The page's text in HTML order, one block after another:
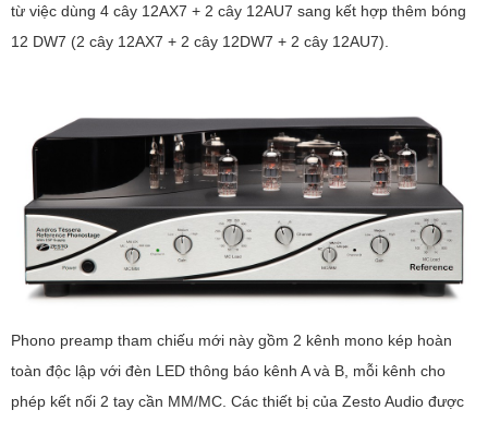
từ việc dùng 4 cây 12AX7 + 2 cây 12AU7 sang kết hợp thêm bóng
12 DW7 (2 cây 12AX7 + 2 cây 12DW7 + 2 cây 12AU7).
Phono preamp tham chiếu mới này gồm 2 kênh mono kép hoàn
toàn độc lập với đèn LED thông báo kênh A và B, mỗi kênh cho
phép kết nối 2 tay cần MM/MC. Các thiết bị của Zesto Audio được